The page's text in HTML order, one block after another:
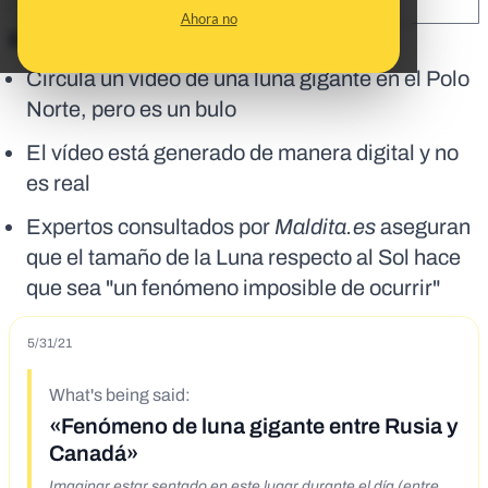
Ahora no
Circula un vídeo de una luna gigante en el Polo
Norte, pero es un bulo
El vídeo está generado de manera digital y no
es real
Expertos consultados por Maldita.esaseguran
que el tamaño de la Luna respecto al Sol hace
que sea "un fenómeno imposible de ocurrir"
5/31/21
What's being said:
«Fenómeno de luna gigante entre Rusia y
Canadá»